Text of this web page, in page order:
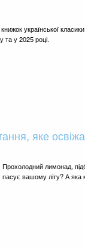
української
та у 2025 році.
яке
Прохолодний лимонад,
пасує вашому літу? А яка